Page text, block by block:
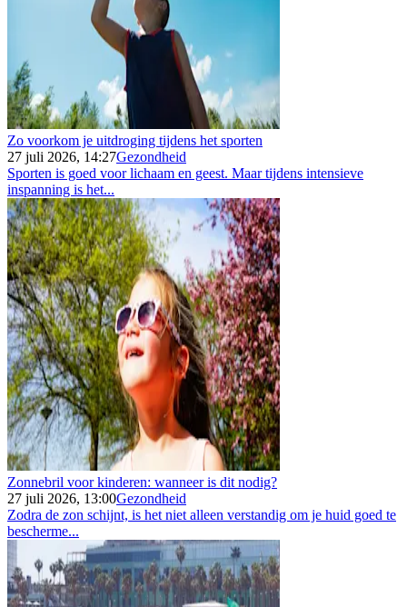
Zo voorkom je uitdroging tijdens het sporten
27 juli 2026, 14:27Gezondheid
Sporten is goed voor lichaam en geest. Maar tijdens intensieve
inspanning is het...
Zonnebril voor kinderen: wanneer is dit nodig?
27 juli 2026, 13:00Gezondheid
Zodra de zon schijnt, is het niet alleen verstandig om je huid goed te
bescherme...